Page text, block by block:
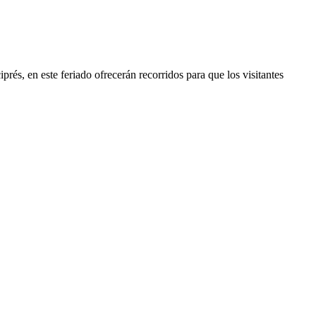
en este feriado ofrecerán recorridos para que los visitantes